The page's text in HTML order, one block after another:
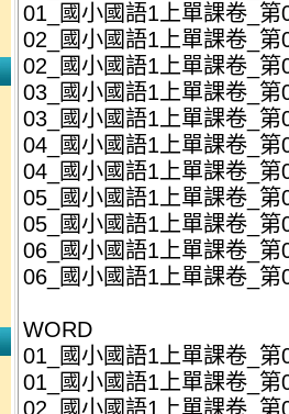
01_國小國語1上單課卷_
02_國小國語1上單課卷_
02_國小國語1上單課卷_
03_國小國語1上單課卷_
03_國小國語1上單課卷_
04_國小國語1上單課卷_
04_國小國語1上單課卷_
05_國小國語1上單課卷_
05_國小國語1上單課卷_
06_國小國語1上單課卷_
06_國小國語1上單課卷_
WORD
01_國小國語1上單課卷_
01_國小國語1上單課卷_
02_國小國語1上單課卷_